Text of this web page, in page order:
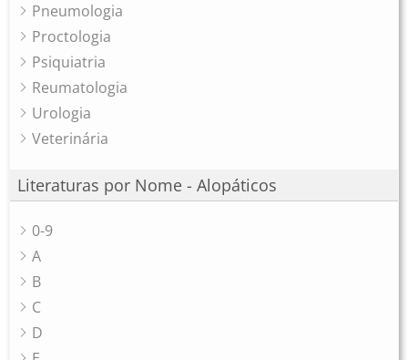
Pneumologia
Proctologia
Psiquiatria
Reumatologia
Urologia
Veterinária
Literaturas por Nome - Alopáticos
0-9
A
B
C
D